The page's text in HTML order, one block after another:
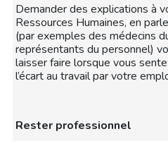
Demander des explications à
Ressources Humaines, en
(par exemples des médecins
représentants du personnel)
laisser faire lorsque vous
l’écart au travail par votre
Rester professionnel